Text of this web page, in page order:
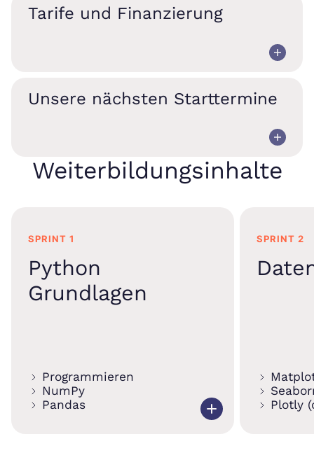
Tarife und Finanzierung
Unsere nächsten Starttermine
Weiterbildungsinhalte
SPRINT 1
Python
Grundlagen
Programmieren
NumPy
Pandas
SPRINT 2
Plotly